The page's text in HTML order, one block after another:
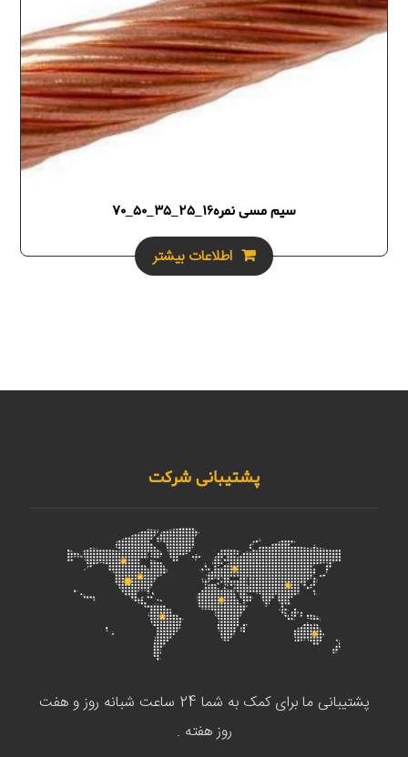
سیم مسی نمره16_25_35_50_70
اطلاعات بیشتر
پشتیبانی شرکت
پشتیبانی ما برای کمک به شما 24 ساعت شبانه روز و هفت
روز هفته .